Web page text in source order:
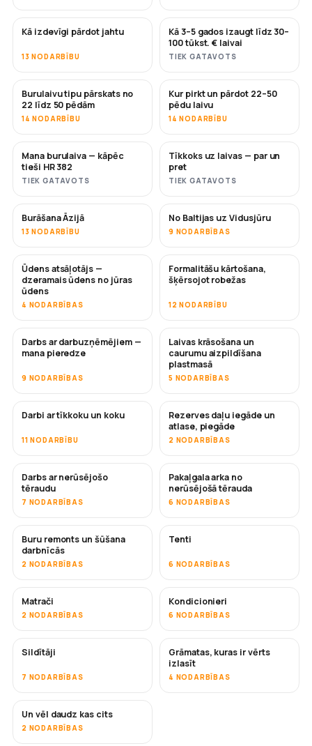
JAUNS
Kā izdevīgi pārdot jahtu
13 NODARBĪBU
JAUNS
Kā 3–5 gados izaugt līdz 30–
100 tūkst. € laivai
TIEK GATAVOTS
DRĪZUMĀ
Burulaivu tipu pārskats no
22 līdz 50 pēdām
14 NODARBĪBU
DRĪZUMĀ
Kur pirkt un pārdot 22–50
pēdu laivu
14 NODARBĪBU
DRĪZUMĀ
Mana burulaiva — kāpēc
tieši HR 382
TIEK GATAVOTS
DRĪZUMĀ
Tīkkoks uz laivas — par un
pret
TIEK GATAVOTS
DRĪZUMĀ
Burāšana Āzijā
13 NODARBĪBU
DRĪZUMĀ
No Baltijas uz Vidusjūru
9 NODARBĪBAS
DRĪZUMĀ
Ūdens atsāļotājs —
dzeramais ūdens no jūras
ūdens
4 NODARBĪBAS
Formalitāšu kārtošana,
šķērsojot robežas
12 NODARBĪBU
DRĪZUMĀ
Darbs ar darbuzņēmējiem —
mana pieredze
9 NODARBĪBAS
DRĪZUMĀ
Laivas krāsošana un
caurumu aizpildīšana
plastmasā
5 NODARBĪBAS
Darbi ar tīkkoku un koku
11 NODARBĪBU
DRĪZUMĀ
Rezerves daļu iegāde un
atlase, piegāde
2 NODARBĪBAS
DRĪZUMĀ
Darbs ar nerūsējošo
tēraudu
7 NODARBĪBAS
Pakaļgala arka no
nerūsējošā tērauda
6 NODARBĪBAS
DRĪZUMĀ
Buru remonts un šūšana
darbnīcās
2 NODARBĪBAS
Tenti
6 NODARBĪBAS
Matrači
2 NODARBĪBAS
DRĪZUMĀ
Kondicionieri
6 NODARBĪBAS
DRĪZUMĀ
Sildītāji
7 NODARBĪBAS
DRĪZUMĀ
Grāmatas, kuras ir vērts
izlasīt
4 NODARBĪBAS
DRĪZUMĀ
Un vēl daudz kas cits
2 NODARBĪBAS